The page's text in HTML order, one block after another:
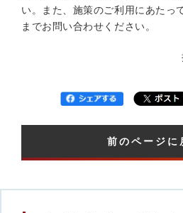
い。また、施策のご利用にあたっ
までお問い合わせください。
前のページに